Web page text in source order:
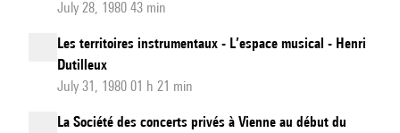
July 28, 1980 43 min
Les territoires instrumentaux - L’espace musical - Henri
Dutilleux
July 31, 1980 01 h 21 min
La Société des concerts privés à Vienne au début du